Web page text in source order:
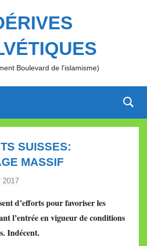
Boulevard de l'islamisme)
SUISSES:
MASSIF
2017
r
M
i
d’efforts pour favoriser les
l’entrée en vigueur de conditions
Indécent.